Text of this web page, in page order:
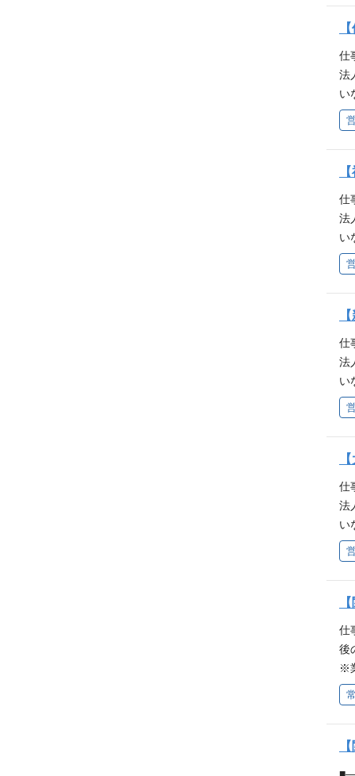
連
域
能
な
仕
法
い
応
派
連
域
能
な
仕
法
い
応
派
連
域
能
な
仕
法
い
応
派
連
域
能
な
仕
法
い
応
派
連
域
能
仕
後
※
ー
間
な